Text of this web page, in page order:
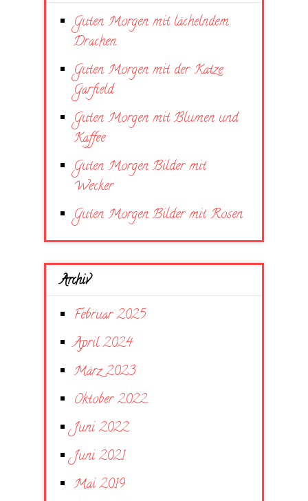
Guten Morgen mit lächelndem
Drachen
Guten Morgen mit der Katze
Garfield
Guten Morgen mit Blumen und
Kaffee
Guten Morgen Bilder mit
Wecker
Guten Morgen Bilder mit Rosen
Archiv
Februar 2025
April 2024
März 2023
Oktober 2022
Juni 2022
Juni 2021
Mai 2019